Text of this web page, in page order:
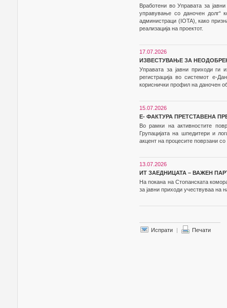
Вработени во Управата за
управување со даночен долг“
администраци (IOTA), како
реализација на проектот.
17.07.2026
ИЗВЕСТУВАЊЕ ЗА
Управата за јавни приходи ги
регистрација во системот е-
кориснички профил на даночен
15.07.2026
Е- ФАКТУРА ПРЕТСТАВЕНА
Во рамки на активностите
Групацијата на шпедитери и
акцент на процесите поврзани
13.07.2026
ИТ ЗАЕДНИЦАТА – ВАЖЕН
На покана на Стопанската
за јавни приходи учествуваа на
Испрати | Печати